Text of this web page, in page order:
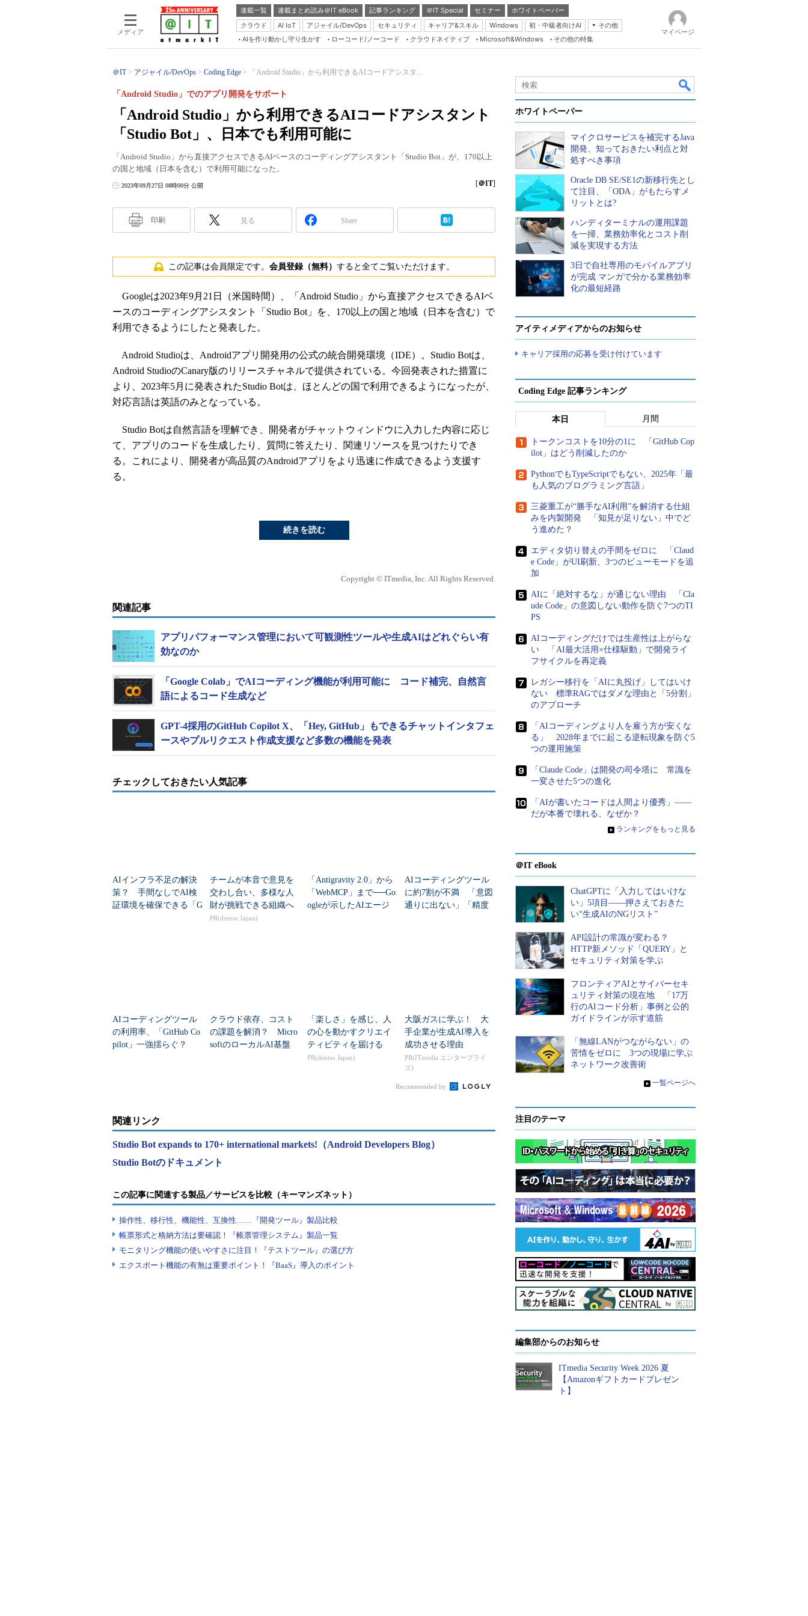
メディア
連載一覧 連載まとめ読み＠IT eBook 記事ランキング ＠IT Special セミナー
ホワイトペーパー
クラウド
AI IoT アジャイル/DevOps セキュリティ キャリア&スキル Windows 初・中級者向けAI
その他
Server & Storage
Java Agile
Database Expert
Linux ＆ OSS
Master of IP Network
Security & Trust
ブログ
AIを作り動かし守り生かす ローコード/ノーコード クラウドネイティブ Microsoft&Windows その他の特集
マイページ
＠IT アジャイル/DevOps Coding Edge 「Android Studio」から利用できるAIコードアシスタ...
「Android Studio」から利用できるAIコードアシスタント
「Studio Bot」、日本でも利用可能に
「Android Studio」でのアプリ開発をサポート
「Android Studio」から直接アクセスできるAIベースのコーディングアシスタント「Studio Bot」が、170以上
の国と地域（日本を含む）で利用可能になった。
2023年09月27日 08時00分 公開 [＠IT]
印刷 見る Share
この記事は会員限定です。 会員登録（無料） すると全てご覧いただけます。
Googleは2023年9月21日（米国時間）、「Android Studio」から直接アクセスできるAIベ
ースのコーディングアシスタント「Studio Bot」を、170以上の国と地域（日本を含む）で
利用できるようにしたと発表した。
Android Studioは、Androidアプリ開発用の公式の統合開発環境（IDE）。Studio Botは、
Android StudioのCanary版のリリースチャネルで提供されている。今回発表された措置に
より、2023年5月に発表されたStudio Botは、ほとんどの国で利用できるようになったが、
対応言語は英語のみとなっている。
Studio Botは自然言語を理解でき、開発者がチャットウィンドウに入力した内容に応じ
て、アプリのコードを生成したり、質問に答えたり、関連リソースを見つけたりでき
る。これにより、開発者が高品質のAndroidアプリをより迅速に作成できるよう支援す
る。
続きを読む
Copyright © ITmedia, Inc. All Rights Reserved.
関連記事
アプリパフォーマンス管理において可観測性ツールや生成AIはどれぐらい有
効なのか
「Google Colab」でAIコーディング機能が利用可能に コード補完、自然言
語によるコード生成など
GPT-4採用のGitHub Copilot X、「Hey, GitHub」もできるチャットインタフェ
ースやプルリクエスト作成支援など多数の機能を発表
チェックしておきたい人気記事
AIインフラ不足の解決
策？ 手間なしでAI検
証環境を確保できる「G
チームが本音で意見を
交わし合い、多様な人
財が挑戦できる組織へ
PR(dentsu Japan)
「Antigravity 2.0」から
「WebMCP」まで──Go
ogleが示したAIエージ
AIコーディングツール
に約7割が不満 「意図
通りに出ない」「精度
AIコーディングツール
の利用率、「GitHub Co
pilot」一強揺らぐ？
クラウド依存、コスト
の課題を解消？ Micro
softのローカルAI基盤
「楽しさ」を感じ、人
の心を動かすクリエイ
ティビティを届ける
PR(dentsu Japan)
大阪ガスに学ぶ！ 大
手企業が生成AI導入を
成功させる理由
PR(ITmedia エンタープライ
ズ)
Recommended by
関連リンク
Studio Bot expands to 170+ international markets!（Android Developers Blog）
Studio Botのドキュメント
この記事に関連する製品／サービスを比較（キーマンズネット）
操作性、移行性、機能性、互換性……『開発ツール』製品比較
帳票形式と格納方法は要確認！『帳票管理システム』製品一覧
モニタリング機能の使いやすさに注目！『テストツール』の選び方
エクスポート機能の有無は重要ポイント！『BaaS』導入のポイント
ホワイトペーパー
マイクロサービスを補完するJava
開発、知っておきたい利点と対
処すべき事項
Oracle DB SE/SE1の新移行先とし
て注目、「ODA」がもたらすメ
リットとは?
ハンディターミナルの運用課題
を一掃、業務効率化とコスト削
減を実現する方法
3日で自社専用のモバイルアプリ
が完成 マンガで分かる業務効率
化の最短経路
アイティメディアからのお知らせ
キャリア採用の応募を受け付けています
Coding Edge 記事ランキング
本日 月間
トークンコストを10分の1に 「GitHub Cop
ilot」はどう削減したのか
PythonでもTypeScriptでもない、2025年「最
も人気のプログラミング言語」
三菱重工が“勝手なAI利用”を解消する仕組
みを内製開発 「知見が足りない」中でど
う進めた？
エディタ切り替えの手間をゼロに 「Claud
e Code」がUI刷新、3つのビューモードを追
加
AIに「絶対するな」が通じない理由 「Cla
ude Code」の意図しない動作を防ぐ7つのTI
PS
AIコーディングだけでは生産性は上がらな
い 「AI最大活用×仕様駆動」で開発ライ
フサイクルを再定義
レガシー移行を「AIに丸投げ」してはいけ
ない 標準RAGではダメな理由と「5分割」
のアプローチ
「AIコーディングより人を雇う方が安くな
る」 2028年までに起こる逆転現象を防ぐ5
つの運用施策
「Claude Code」は開発の司令塔に 常識を
一変させた5つの進化
「AIが書いたコードは人間より優秀」――
だが本番で壊れる、なぜか？
» ランキングをもっと見る
＠IT eBook
ChatGPTに「入力してはいけな
い」5項目――押さえておきた
い“生成AIのNGリスト”
API設計の常識が変わる？
HTTP新メソッド「QUERY」と
セキュリティ対策を学ぶ
フロンティアAIとサイバーセキ
ュリティ対策の現在地 「17万
行のAIコード分析」事例と公的
ガイドラインが示す道筋
「無線LANがつながらない」の
苦情をゼロに 3つの現場に学ぶ
ネットワーク改善術
» 一覧ページへ
注目のテーマ
編集部からのお知らせ
ITmedia Security Week 2026 夏
【Amazonギフトカードプレゼン
ト】